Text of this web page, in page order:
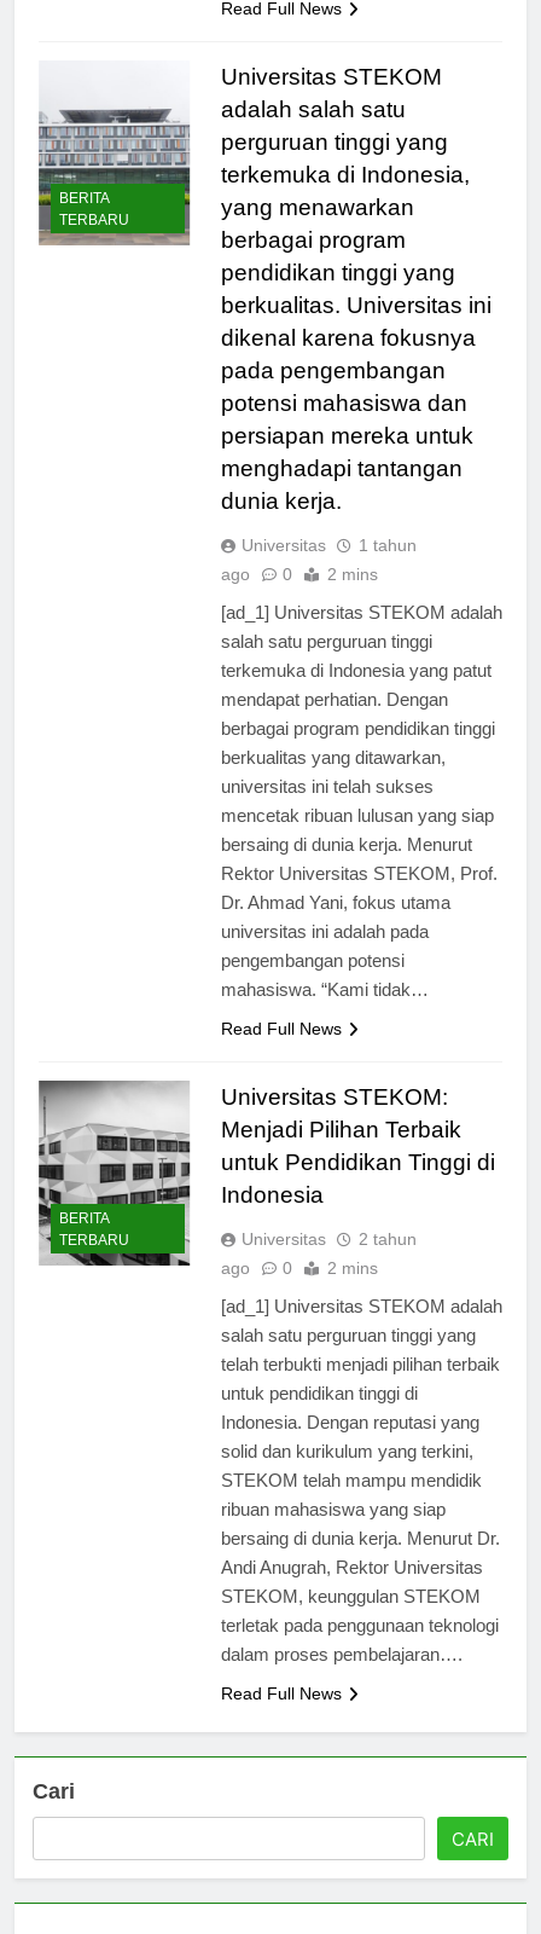
BERITA
TERBARU
Universitas STEKOM
adalah salah satu
perguruan tinggi yang
terkemuka di Indonesia,
yang menawarkan
berbagai program
pendidikan tinggi yang
berkualitas. Universitas ini
dikenal karena fokusnya
pada pengembangan
potensi mahasiswa dan
persiapan mereka untuk
menghadapi tantangan
dunia kerja.
Universitas
1 tahun
[ad_1] Universitas STEKOM adalah
salah satu perguruan tinggi
terkemuka di Indonesia yang patut
mendapat perhatian. Dengan
berbagai program pendidikan tinggi
berkualitas yang ditawarkan,
universitas ini telah sukses
mencetak ribuan lulusan yang siap
bersaing di dunia kerja. Menurut
Rektor Universitas STEKOM, Prof.
Dr. Ahmad Yani, fokus utama
universitas ini adalah pada
pengembangan potensi
BERITA
TERBARU
Universitas STEKOM:
Menjadi Pilihan Terbaik
untuk Pendidikan Tinggi di
Universitas
2 tahun
[ad_1] Universitas STEKOM adalah
salah satu perguruan tinggi yang
telah terbukti menjadi pilihan terbaik
untuk pendidikan tinggi di
Indonesia. Dengan reputasi yang
solid dan kurikulum yang terkini,
STEKOM telah mampu mendidik
ribuan mahasiswa yang siap
bersaing di dunia kerja. Menurut Dr.
Andi Anugrah, Rektor Universitas
STEKOM, keunggulan STEKOM
terletak pada penggunaan teknologi
Cari
CARI